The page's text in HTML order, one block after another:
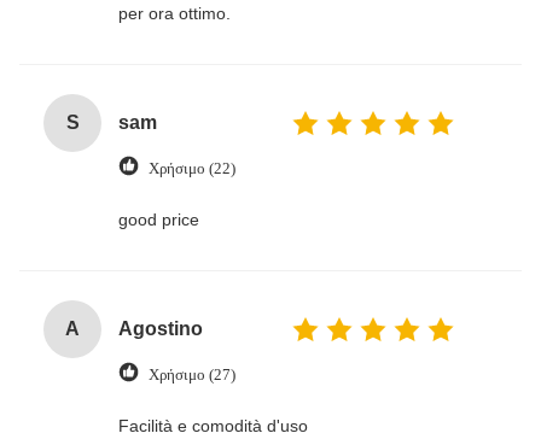
per ora ottimo.
S sam
Χρήσιμο (22)
good price
A Agostino
Χρήσιμο (27)
Facilità e comodità d'uso